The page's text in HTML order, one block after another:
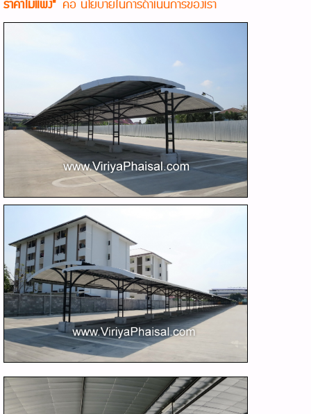
ราคาไม่แพง"คือ นโยบายในการดำเนินการของเรา